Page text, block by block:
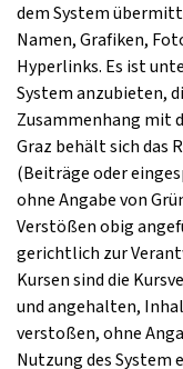
dem System
Namen, Grafiken,
Hyperlinks. Es ist
System anzubieten,
Zusammenhang mit
Graz behält sich das
(Beiträge oder
ohne Angabe von
Verstößen obig
gerichtlich zur
Kursen sind die
und angehalten,
verstoßen, ohne
Nutzung des